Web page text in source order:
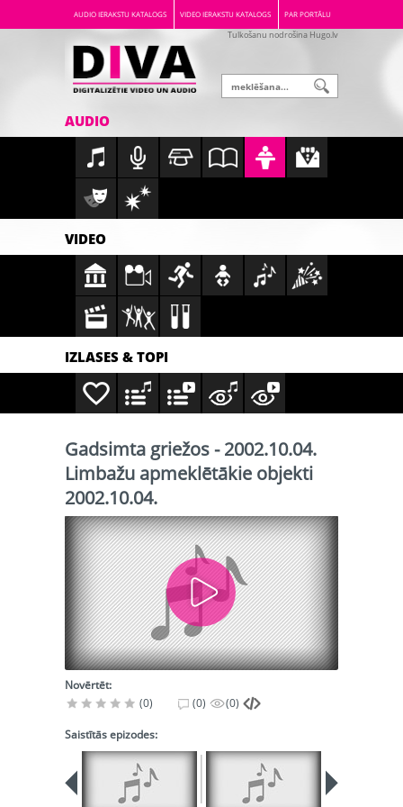
AUDIO IERAKSTU KATALOGS VIDEO IERAKSTU KATALOGS PAR PORTĀLU
Tulkošanu nodrošina Hugo.lv
AUDIO
VIDEO
IZLASES & TOPI
Gadsimta griežos - 2002.10.04.
Limbažu apmeklētākie objekti
2002.10.04.
Novērtēt:
(0)
(0) (0)
Saistītās epizodes: